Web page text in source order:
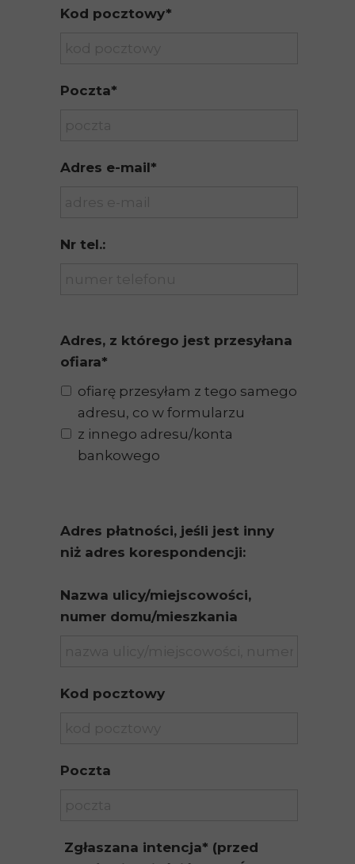
Kod pocztowy*
Poczta*
Adres e-mail*
Nr tel.:
Adres, z którego jest przesyłana
ofiara*
ofiarę przesyłam z tego samego
adresu, co w formularzu
z innego adresu/konta
bankowego
Adres płatności, jeśli jest inny
niż adres korespondencji:
Nazwa ulicy/miejscowości,
numer domu/mieszkania
Kod pocztowy
Poczta
Zgłaszana intencja* (przed